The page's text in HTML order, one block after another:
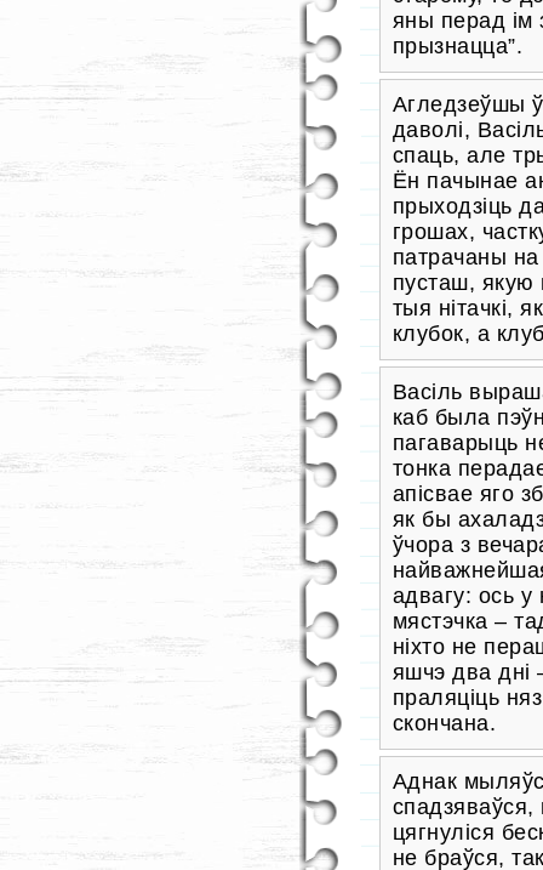
яны перад ім
прызнацца”.
Агледзеўшы
даволі,
спаць, але
Ён пачынае
прыходзіць
грошах,
патрачаны
пусташ, якую
тыя нітачкі,
клубок, а
Васіль
каб была
пагаварыць
тонка
апісвае яго
як бы
ўчора з
адвагу: ось
мястэчка –
ніхто не
яшчэ два дні
праляціць
скончана.
Аднак
цягнуліся
не браўся,